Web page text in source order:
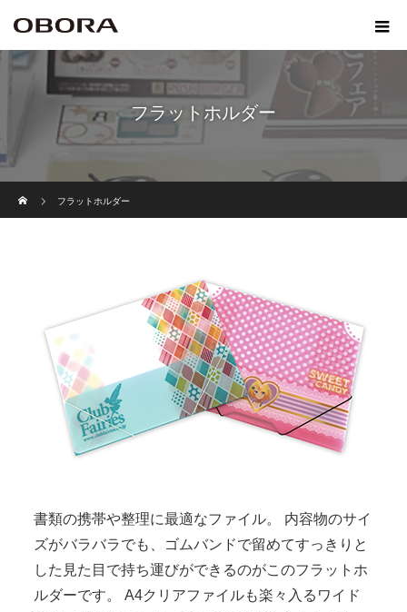
フラットホルダー
フラットホルダー
書類の携帯や整理に最適なファイル。 内容物のサイ
ズがバラバラでも、ゴムバンドで留めてすっきりと
した見た目で持ち運びができるのがこのフラットホ
ルダーです。
A4クリアファイルも楽々入るワイド